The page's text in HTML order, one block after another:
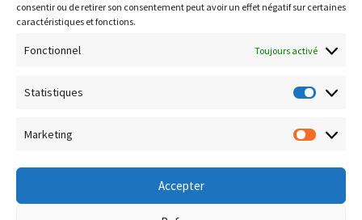
consentir ou de retirer son consentement peut avoir un effet négatif sur certaines
caractéristiques et fonctions.
Fonctionnel Toujours activé
Statistiques
Marketing
Accepter
Politique de confidentialité
Paiement sécurisé
© Boutique Corsica TiC 2026